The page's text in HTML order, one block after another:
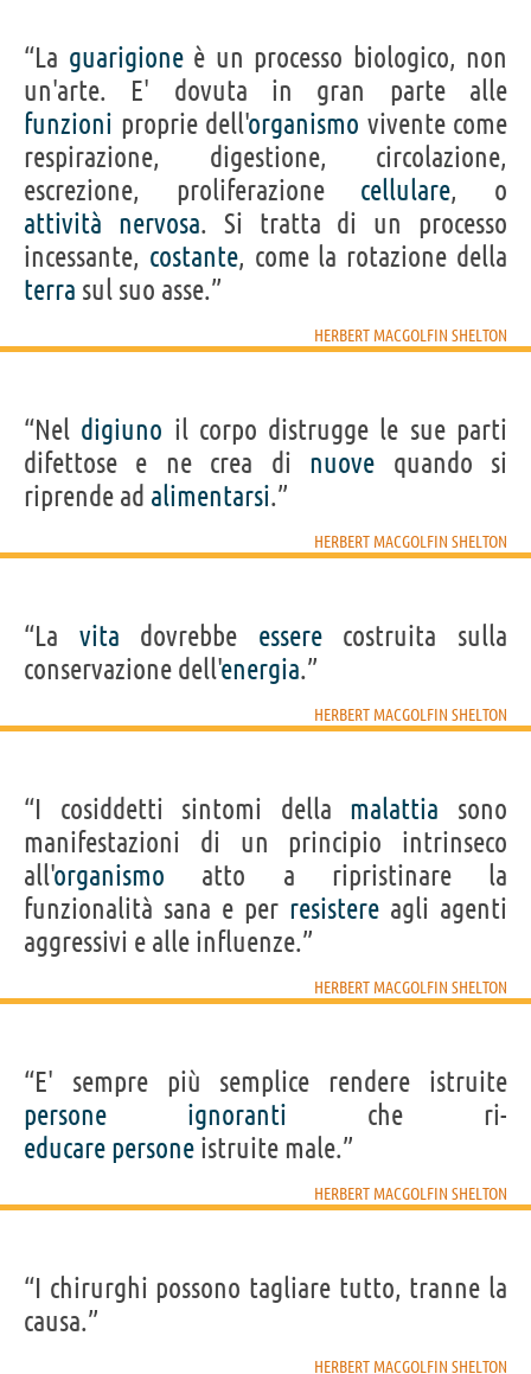
“La guarigioneè un processo biologico, non
un'arte. E' dovuta in gran parte alle
funzioni proprie dell'organismo vivente come
respirazione, digestione, circolazione,
escrezione, proliferazione cellulare, o
attività nervosa. Si tratta di un processo
incessante, costante, come la rotazione della
terra sul suo asse.”
HERBERT MACGOLFIN SHELTON
“Nel digiuno il corpo distrugge le sue parti
difettose e ne crea di nuove quando si
riprende ad alimentarsi.”
HERBERT MACGOLFIN SHELTON
“La vita dovrebbe esserecostruita sulla
conservazione dell'energia.”
HERBERT MACGOLFIN SHELTON
“I cosiddetti sintomi della malattia sono
manifestazioni di un principio intrinseco
all'organismo atto a ripristinare la
funzionalità sana e per resistere agli agenti
aggressivi e alle influenze.”
HERBERT MACGOLFIN SHELTON
“E' sempre più semplice rendere istruite
persone
ignoranti che ri-
educare persone istruite male.”
HERBERT MACGOLFIN SHELTON
“I chirurghi possono tagliare tutto, tranne la
causa.”
HERBERT MACGOLFIN SHELTON